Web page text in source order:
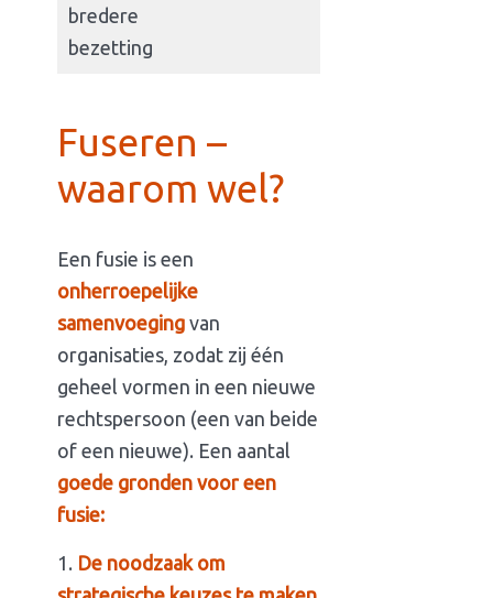
bredere
bezetting
Fuseren –
waarom wel?
Een fusie is een
onherroepelijke
samenvoeging van
organisaties, zodat zij één
geheel vormen in een nieuwe
rechtspersoon (een van beide
of een nieuwe). Een aantal
goede gronden voor een
fusie:
De noodzaak om